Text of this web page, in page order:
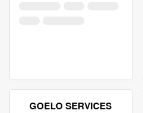
GOELO SERVICES